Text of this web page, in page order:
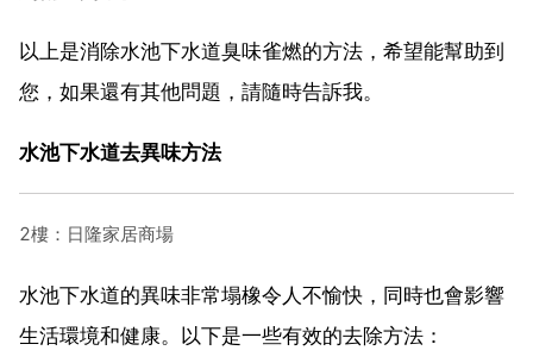
以上是消除水池下水道臭味雀燃的方法，希望能幫助到
您，如果還有其他問題，請隨時告訴我。
水池下水道去異味方法
2樓：日隆家居商場
水池下水道的異味非常塌橡令人不愉快，同時也會影響
生活環境和健康。以下是一些有效的去除方法：